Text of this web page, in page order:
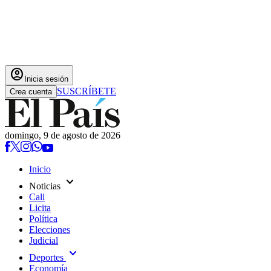
account_circle Inicia sesión
Crea cuenta SUSCRÍBETE
domingo, 9 de agosto de 2026
Inicio
Noticias expand_more
Cali
Licita
Política
Elecciones
Judicial
Deportes expand_more
Economía